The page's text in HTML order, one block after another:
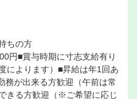
ちの方
円■賞与時期に寸志支給有り
によります）■昇給は年1回あ
務が出来る方歓迎（午前は常
きる方歓迎（※ご希望に応じ